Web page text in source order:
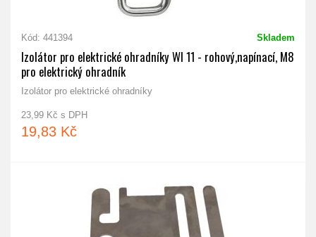
Kód: 441394 Skladem
Izolátor pro elektrické ohradníky WI 11 - rohový,napínací, M8
pro elektrický ohradník
Izolátor pro elektrické ohradníky
23,99 Kč s DPH
19,83 Kč